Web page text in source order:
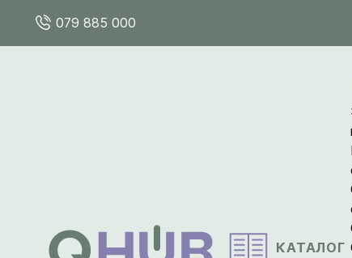
079 885 000
КАТАЛОГ